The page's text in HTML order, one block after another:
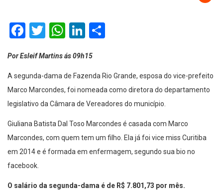
Facebook
Twitter
WhatsApp
LinkedIn
Por Esleif Martins ás 09h15
A segunda-dama de Fazenda Rio Grande, esposa do vice-prefeito
Marco Marcondes, foi nomeada como diretora do departamento
legislativo da Câmara de Vereadores do município.
Giuliana Batista Dal Toso Marcondes é casada com Marco
Marcondes, com quem tem um filho. Ela já foi vice miss Curitiba
em 2014 e é formada em enfermagem, segundo sua bio no
facebook.
O salário da segunda-dama é de R$ 7.801,73 por mês.